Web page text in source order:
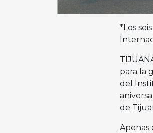
*Los
para la
del
de
Apenas